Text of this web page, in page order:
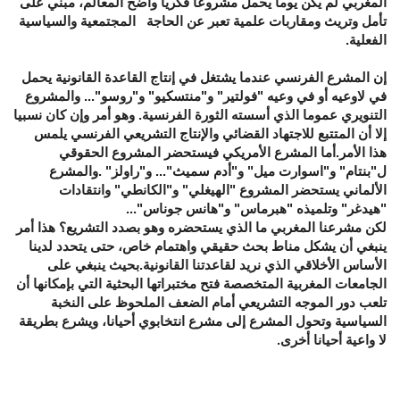
تأمل وتريث ومقاربات علمية تعبر عن الحاجة المجتمعية والسياسية
الفعلية.
إن المشرع الفرنسي عندما يشتغل في إنتاج القاعدة القانونية يحمل
في لاوعيه أو في وعيه "فولتير" و"منتسكيو" و"روسو"... والمشروع
التنويري عموما الذي أسسته الثورة الفرنسية. وهو أمر وإن كان نسبيا
إلا أن المتتبع للاجتهاد القضائي والإنتاج التشريعي الفرنسي يلمس
هذا الأمر.أما المشرع الأمريكي فيستحضر المشروع الحقوقي
ل"بنتام" و"اسوارت ميل" و"أدم سميث"... و"راولز" .والمشرع
الألماني يستحضر المشروع "الهيغلي" و"الكانطي" وانتقادات
"هيدغر" وتلميذه "هبرماس" و"هانس جوناس"...
لكن مشرعنا المغربي ما الذي يستحضره وهو بصدد التشريع؟ هذا أمر
ينبغي أن يشكل مناط بحث حقيقي واهتمام خاص، حتى يتحدد لدينا
الأساس الأخلاقي الذي نريد لقاعدتنا القانونية.بحيث ينبغي على
الجامعات المغربية المتخصصة فتح مختبراتها البحثية التي بإمكانها أن
تلعب دور الموجه التشريعي أمام الضعف الملحوظ على النخبة
السياسية وتحول المشرع إلى مشرع انتخابوي أحيانا، ويشرع بطريقة
لا واعية أحيانا أخرى.